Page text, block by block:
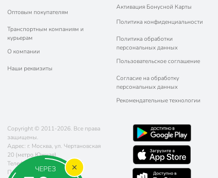
ЧЕРЕЗ
Оптовым покупателям
Транспортным компаниям и
курьерам
О компании
Наши реквизиты
Активация Бонусной Карты
Политика конфиденциальности
Политика обработки
персональных данных
Пользовательское соглашение
Согласие на обработку
персональных данных
Рекомендательные технологии
Copyright © 2011-2026. Все права
защищены.
Адрес: г. Москва, ул. Чертановская
20 (метро Южная)
Телефон:
8 (800) 770-77-06
Почта:
sales@poryadok.ru